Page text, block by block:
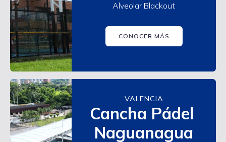
Alveolar Blackout
CONOCER MÁS
VALENCIA
Cancha Pádel
Naguanagua